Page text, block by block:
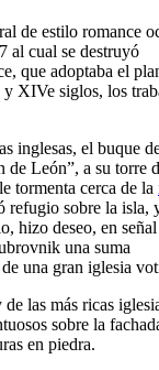
de estilo romance
al cual se destruyó
que adoptaba el
y XIVe siglos, los
inglesas, el buque
de León”, a su torre
tormenta cerca de la
refugio sobre la isla,
hizo deseo, en
una suma
una gran iglesia
las más ricas
sobre la
en piedra.